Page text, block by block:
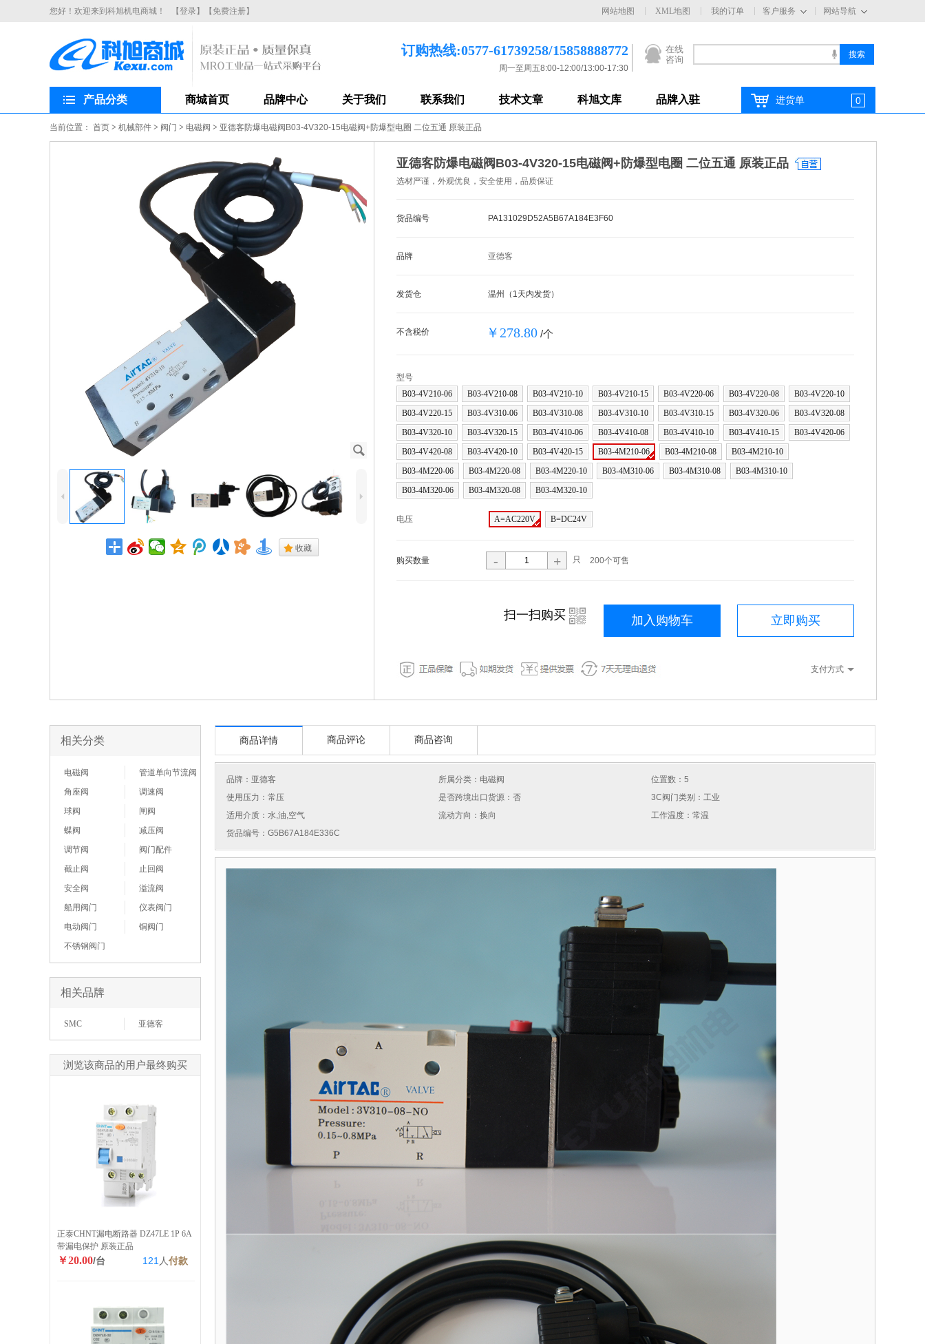
您好！欢迎来到科旭机电商城！ 【登录】 【免费注册】 网站导航
客户服务
网站地图 XML地图 我的订单
在线
咨询
订购热线:0577-61739258/15858888772
周一至周五8:00-12:00/13:00-17:30
产品分类 商城首页 品牌中心 关于我们 联系我们 技术文章 科旭文库 品牌入驻 进货单 0
当前位置： 首页 > 机械部件 > 阀门 > 电磁阀 > 亚德客防爆电磁阀B03-4V320-15电磁阀+防爆型电圈 二位五通 原装正品
J
4 5
. 收藏
亚德客防爆电磁阀B03-4V320-15电磁阀+防爆型电圈 二位五通 原装正品
选材严谨，外观优良，安全使用，品质保证
货品编号 PA131029D52A5B67A184E3F60
品牌 亚德客
发货仓 温州（1天内发货）
不含税价 ￥278.80 /个
型号
B03-4V210-06
B03-4V210-08 B03-4V210-10 B03-4V210-15 B03-4V220-06 B03-4V220-08
B03-4V220-10
B03-4V220-15
B03-4V310-06 B03-4V310-08 B03-4V310-10 B03-4V310-15 B03-4V320-06
B03-4V320-08
B03-4V320-10
B03-4V320-15 B03-4V410-06 B03-4V410-08 B03-4V410-10 B03-4V410-15
B03-4V420-06
B03-4V420-08
B03-4V420-10 B03-4V420-15 B03-4M210-06 B03-4M210-08
B03-4M210-10
B03-4M220-06
B03-4M220-08 B03-4M220-10 B03-4M310-06 B03-4M310-08
B03-4M310-10
B03-4M320-06
B03-4M320-08 B03-4M320-10
电压 A=AC220V B=DC24V
购买数量 - + 只 200个可售
立即购买
加入购物车
扫一扫购买 i
支付方式
相关分类
电磁阀
管道单向节流阀
角座阀
调速阀
球阀
闸阀
蝶阀
减压阀
调节阀
阀门配件
截止阀
止回阀
安全阀
溢流阀
船用阀门
仪表阀门
电动阀门
铜阀门
不锈钢阀门
相关品牌
SMC 亚德客
浏览该商品的用户最终购买
正泰CHNT漏电断路器 DZ47LE 1P 6A
带漏电保护 原装正品
￥20.00/台 121 人付款
商品详情 商品评论 商品咨询
品牌： 亚德客 所属分类：电磁阀
位置数：5
使用压力：常压
是否跨境出口货源：否
3C阀门类别：工业
适用介质：水,油,空气
流动方向：换向
工作温度：常温
货品编号：G5B67A184E336C